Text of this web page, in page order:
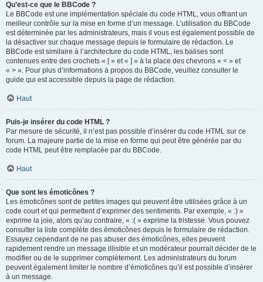
Qu’est-ce que le BBCode ?
Le BBCode est une implémentation spéciale du code HTML, vous offrant un
meilleur contrôle sur la mise en forme d’un message. L’utilisation du BBCode
est déterminée par les administrateurs, mais il vous est également possible de
la désactiver sur chaque message depuis le formulaire de rédaction. Le
BBCode est similaire à l’architecture du code HTML, les balises sont
contenues entre des crochets « [ » et « ] » à la place des chevrons « < » et
« > ». Pour plus d’informations à propos du BBCode, veuillez consulter le
guide qui est accessible depuis la page de rédaction.
Haut
Puis-je insérer du code HTML ?
Par mesure de sécurité, il n’est pas possible d’insérer du code HTML sur ce
forum. La majeure partie de la mise en forme qui peut être générée par du
code HTML peut être remplacée par du BBCode.
Haut
Que sont les émoticônes ?
Les émoticônes sont de petites images qui peuvent être utilisées grâce à un
code court et qui permettent d’exprimer des sentiments. Par exemple, « :) »
exprime la joie, alors qu’au contraire, « :( » exprime la tristesse. Vous pouvez
consulter la liste complète des émoticônes depuis le formulaire de rédaction.
Essayez cependant de ne pas abuser des émoticônes, elles peuvent
rapidement rendre un message illisible et un modérateur pourrait décider de le
modifier ou de le supprimer complètement. Les administrateurs du forum
peuvent également limiter le nombre d’émoticônes qu’il est possible d’insérer
à un message.